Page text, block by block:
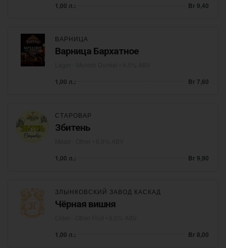
1,00 л.: Br 9,40
ВАРНИЦА
Варница Бархатное
1,00 л.: Br 7,60
СТАРОВАР
Збитень
1,00 л.: Br 9,90
ЗЛЫНКОВСКИЙ ЗАВОД КАСКАД
Чёрная вишня
1,00 л.: Br 8,00